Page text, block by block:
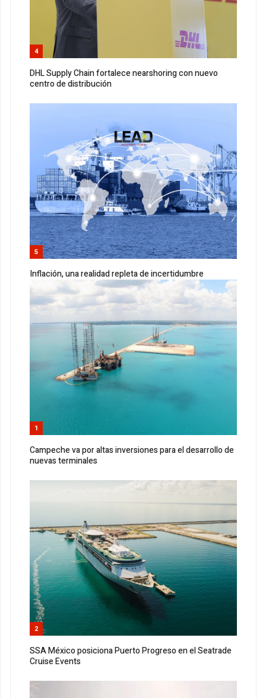
4
DHL Supply Chain fortalece nearshoring con nuevo
centro de distribución
5
Inflación, una realidad repleta de incertidumbre
1
Campeche va por altas inversiones para el desarrollo de
nuevas terminales
2
SSA México posiciona Puerto Progreso en el Seatrade
Cruise Events